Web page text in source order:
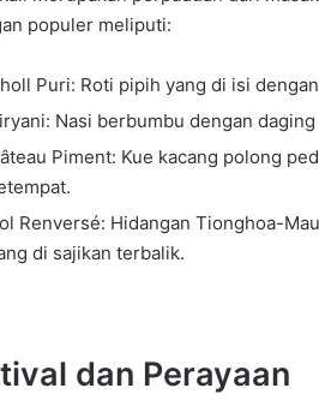
populer meliputi:
Puri: Roti pipih yang di isi
Nasi berbumbu dengan
Piment: Kue kacang polong
Renversé: Hidangan Tionghoa-
di sajikan terbalik.
dan Perayaan